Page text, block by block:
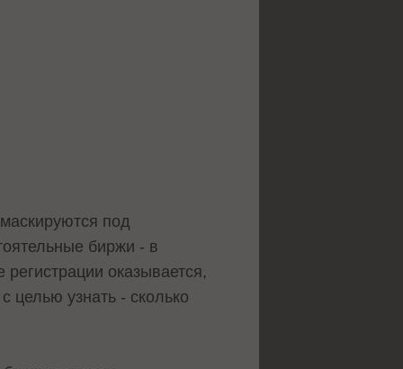
под
биржи - в
оказывается,
целью узнать - сколько